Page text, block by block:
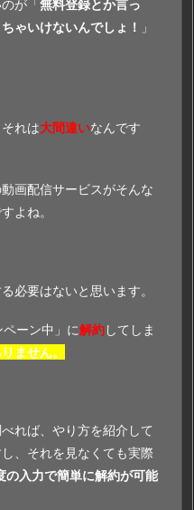
が「無料登録とか言っ
ゃいけないんでしょ！ 」
れは大間違いなんです
画配信サービスがそんな
よね。
必要はないと思います。
ーン中」に解約してしま
ません。
れば、やり方を紹介して
、それを見なくても実際
の入力で簡単に解約が可能